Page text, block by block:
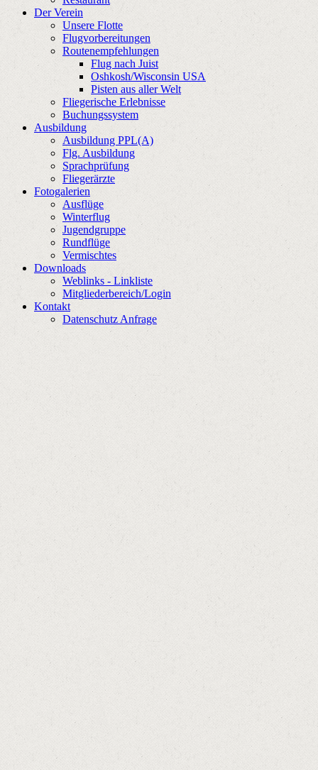
Der Verein
Unsere Flotte
Flugvorbereitungen
Routenempfehlungen
Flug nach Juist
Oshkosh/Wisconsin USA
Pisten aus aller Welt
Fliegerische Erlebnisse
Buchungssystem
Ausbildung
Ausbildung PPL(A)
Flg. Ausbildung
Sprachprüfung
Fliegerärzte
Fotogalerien
Ausflüge
Winterflug
Jugendgruppe
Rundflüge
Vermischtes
Downloads
Weblinks - Linkliste
Mitgliederbereich/Login
Kontakt
Datenschutz Anfrage